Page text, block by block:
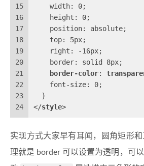
15
16
17
18
19
20
21
22
23
24
    width: 0;
    height: 0;
    position: absolute;
    top: 5px;
    right: -16px;
    border: solid 8px;
border-color:
    font-size: 0;
  }
</style>
实现方式大家早有耳闻，圆角矩形
理就是 border 可以设置为透明，可